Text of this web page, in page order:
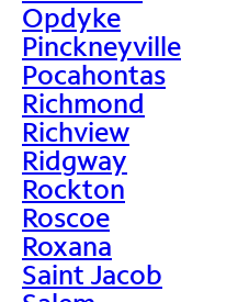
Opdyke
Pinckneyville
Pocahontas
Richmond
Richview
Ridgway
Rockton
Roscoe
Roxana
Saint Jacob